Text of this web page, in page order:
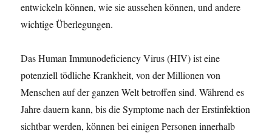
entwickeln können, wie sie aussehen können, und andere
wichtige Überlegungen.
Das Human Immunodeficiency Virus (HIV) ist eine
potenziell tödliche Krankheit, von der Millionen von
Menschen auf der ganzen Welt betroffen sind. Während es
Jahre dauern kann, bis die Symptome nach der Erstinfektion
sichtbar werden, können bei einigen Personen innerhalb